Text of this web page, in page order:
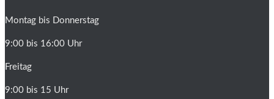
Montag bis Donnerstag
9:00 bis 16:00 Uhr
Freitag
9:00 bis 15 Uhr